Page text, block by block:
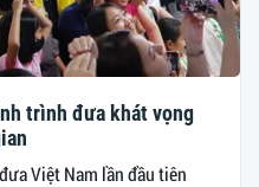
trình đưa khát vọng
Việt Nam lần đầu tiên